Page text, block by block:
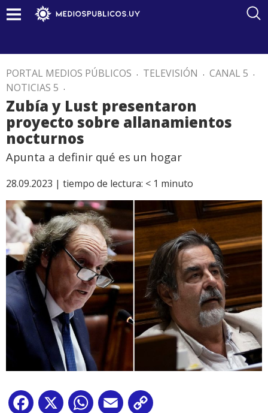
PORTAL MEDIOS PÚBLICOS . TELEVISIÓN . CANAL 5 .
NOTICIAS 5 .
Zubía y Lust presentaron
proyecto sobre allanamientos
nocturnos
Apunta a definir qué es un hogar
28.09.2023 | tiempo de lectura: < 1 minuto
Facebook
X WhatsApp
Email